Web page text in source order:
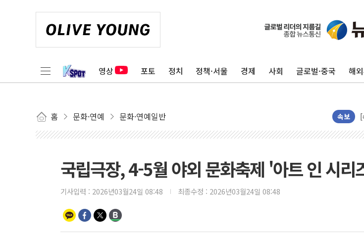
영상 포토 정치 정책·서울 경제 사회 글로벌·중국 해
홈 문화·연예 문화·연예일반 속보
[
[
[
[
국립극장, 4-5월 야외 문화축제 '아트 인 시리
기사입력 : 2026년03월24일 08:48 최종수정 : 2026년03월24일 08:48